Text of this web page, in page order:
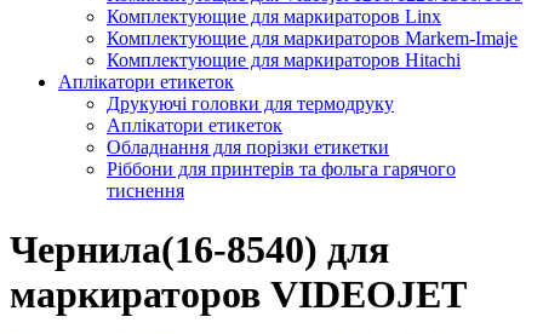
Комплектующие для маркираторов Linx
Комплектующие для маркираторов Markem-Imaje
Комплектующие для маркираторов Hitachi
Аплікатори етикеток
Друкуючі головки для термодруку
Аплікатори етикеток
Обладнання для порізки етикетки
Ріббони для принтерів та фольга гарячого
тиснення
Чернила(16-8540) для
маркираторов VIDEOJET